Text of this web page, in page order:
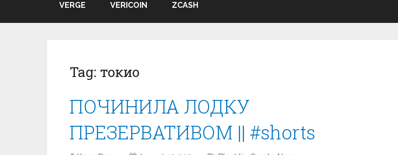
VERGE VERICOIN ZCASH
Tag: токио
ПОЧИНИЛА ЛОДКУ
ПРЕЗЕРВАТИВОМ || #shorts